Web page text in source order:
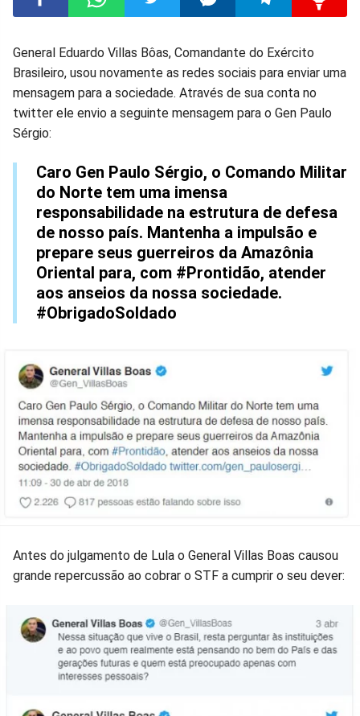
Compartilhar
no
Facebook
Compartilhar
no
Compartilhar
no
Compartilhar
no
Compartilhar
no
no
General Eduardo Villas Bôas, Comandante do Exército
Brasileiro, usou novamente as redes sociais para enviar uma
mensagem para a sociedade. Através de sua conta no
twitter ele envio a seguinte mensagem para o Gen Paulo
Sérgio:
Caro Gen Paulo Sérgio, o Comando Militar
do Norte tem uma imensa
responsabilidade na estrutura de defesa
de nosso país. Mantenha a impulsão e
prepare seus guerreiros da Amazônia
Oriental para, com #Prontidão, atender
aos anseios da nossa sociedade.
#ObrigadoSoldado
Antes do julgamento de Lula o General Villas Boas causou
grande repercussão ao cobrar o STF a cumprir o seu dever: